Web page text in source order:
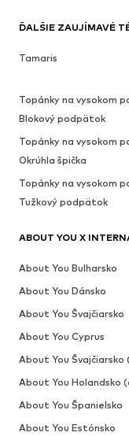
ĎALŠIE ZAUJÍMAVÉ
Tamaris
Topánky na vysokom
Blokový podpätok
Topánky na vysokom
Okrúhla špička
Topánky na vysokom
Tužkový podpätok
ABOUT YOU X
About You Bulharsko
About You Dánsko
About You Švajčiarsko
About You Cyprus
About You Švajčiarsko
About You Holandsko
About You Španielsko
About You Estónsko